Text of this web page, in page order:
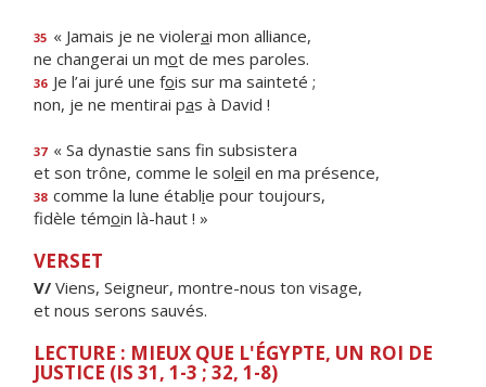
35 « Jamais je ne violerai mon alliance,
ne changerai un mot de mes paroles.
36 Je l’ai juré une fois sur ma sainteté ;
non, je ne mentirai pas à David !
37 « Sa dynastie sans fn subsistera
et son trône, comme le soleil en ma présence,
38 comme la lune établie pour toujours,
fidèle témoin là-haut ! »
VERSET
V/ Viens, Seigneur, montre-nous ton visage,
et nous serons sauvés.
LECTURE : MIEUX QUE L'ÉGYPTE, UN ROI DE
JUSTICE (IS 31, 1-3 ; 32, 1-8)